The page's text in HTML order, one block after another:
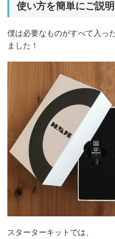
使い方を簡単にご説明
僕は必要なものがすべて入っ
ました！
スターターキットでは、